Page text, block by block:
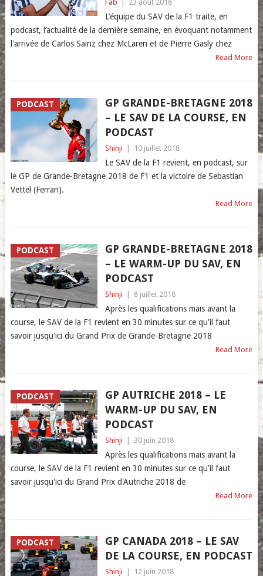
Fab 23 août 2018
L’équipe du SAV de la F1 traite, en
podcast, l’actualité de la dernière semaine, en évoquant notamment
l'arrivée de Carlos Sainz chez McLaren et de Pierre Gasly chez
Read More
PODCAST
GP GRANDE-BRETAGNE 2018
– LE SAV DE LA COURSE, EN
PODCAST
Shinji 10 juillet 2018
Le SAV de la F1 revient, en podcast, sur
le GP de Grande-Bretagne 2018 de F1 et la victoire de Sebastian
Vettel (Ferrari).
Read More
PODCAST
GP GRANDE-BRETAGNE 2018
– LE WARM-UP DU SAV, EN
PODCAST
Shinji 8 juillet 2018
Après les qualifications mais avant la
course, le SAV de la F1 revient en 30 minutes sur ce qu'il faut
savoir jusqu'ici du Grand Prix de Grande-Bretagne 2018
Read More
PODCAST
GP AUTRICHE 2018 – LE
WARM-UP DU SAV, EN
PODCAST
Shinji 30 juin 2018
Après les qualifications mais avant la
course, le SAV de la F1 revient en 30 minutes sur ce qu'il faut
savoir jusqu'ici du Grand Prix d'Autriche 2018 de
Read More
PODCAST
GP CANADA 2018 – LE SAV
DE LA COURSE, EN PODCAST
Shinji 12 juin 2018